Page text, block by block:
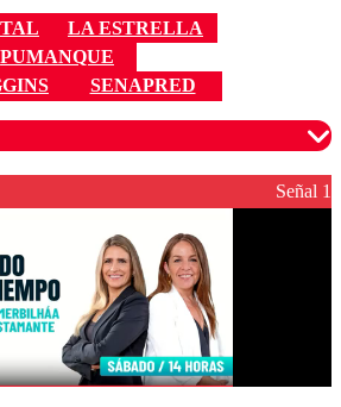
LA ESTRELLA
PUMANQUE
SENAPRED
son moderados para garantizar un
diálogo respetuoso.
Señal 1